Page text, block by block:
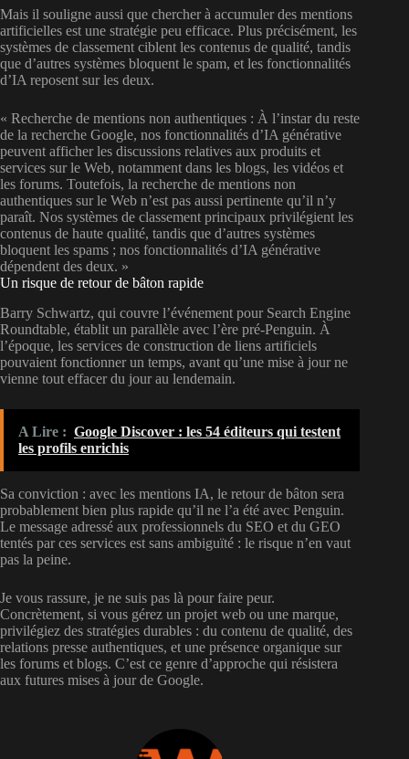
Mais il souligne aussi que chercher à accumuler des mentions
artificielles est une stratégie peu efficace. Plus précisément, les
systèmes de classement ciblent les contenus de qualité, tandis
que d’autres systèmes bloquent le spam, et les fonctionnalités
d’IA reposent sur les deux.
« Recherche de mentions non authentiques : À l’instar du reste
de la recherche Google, nos fonctionnalités d’IA générative
peuvent afficher les discussions relatives aux produits et
services sur le Web, notamment dans les blogs, les vidéos et
les forums. Toutefois, la recherche de mentions non
authentiques sur le Web n’est pas aussi pertinente qu’il n’y
paraît. Nos systèmes de classement principaux privilégient les
contenus de haute qualité, tandis que d’autres systèmes
bloquent les spams ; nos fonctionnalités d’IA générative
dépendent des deux. »
Un risque de retour de bâton rapide
Barry Schwartz, qui couvre l’événement pour Search Engine
Roundtable, établit un parallèle avec l’ère pré-Penguin. À
l’époque, les services de construction de liens artificiels
pouvaient fonctionner un temps, avant qu’une mise à jour ne
vienne tout effacer du jour au lendemain.
A Lire : Google Discover : les 54 éditeurs qui testent
les profils enrichis
Sa conviction : avec les mentions IA, le retour de bâton sera
probablement bien plus rapide qu’il ne l’a été avec Penguin.
Le message adressé aux professionnels du SEO et du GEO
tentés par ces services est sans ambiguïté : le risque n’en vaut
pas la peine.
Je vous rassure, je ne suis pas là pour faire peur.
Concrètement, si vous gérez un projet web ou une marque,
privilégiez des stratégies durables : du contenu de qualité, des
relations presse authentiques, et une présence organique sur
les forums et blogs. C’est ce genre d’approche qui résistera
aux futures mises à jour de Google.